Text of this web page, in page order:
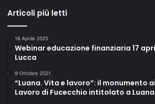
Articoli più letti
16 Aprile 2025
Webinar educazione finanziaria 17
Lucca
9 Ottobre 2021
“Luana. Vita e lavoro”: il monumento
Lavoro di Fucecchio intitolato a Luana